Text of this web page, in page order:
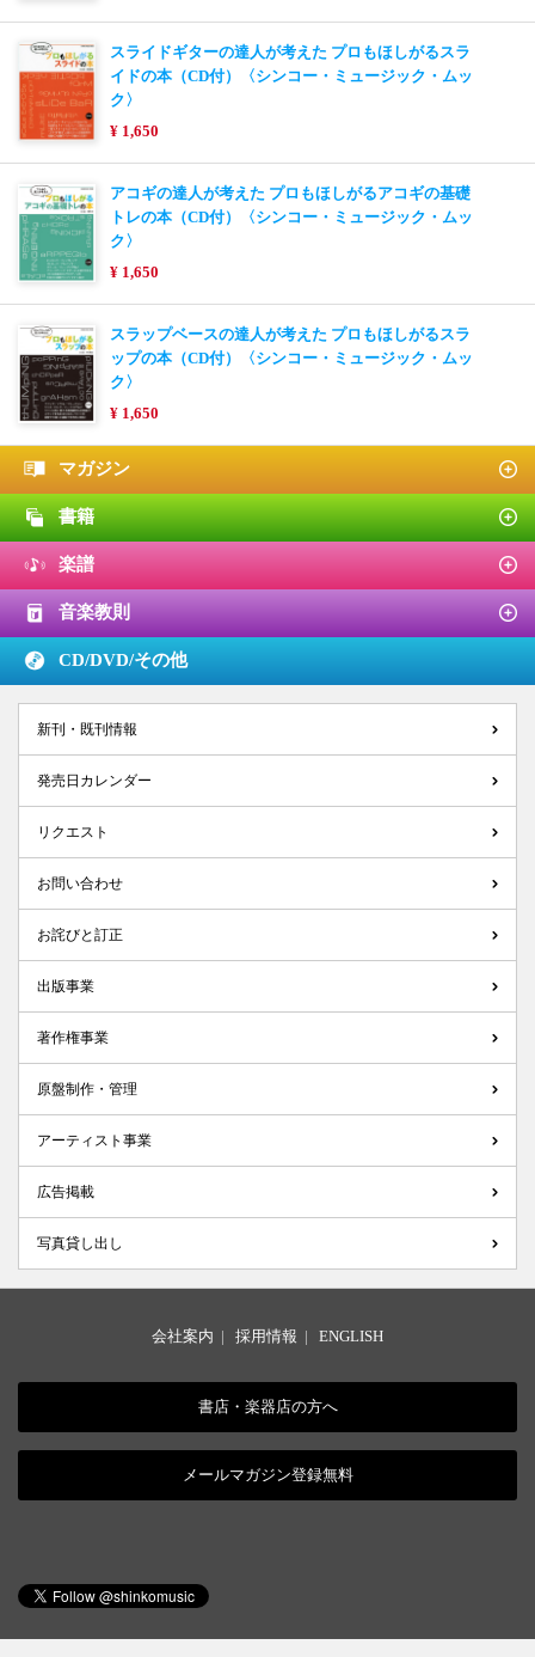
スライドギターの達人が考えた プロもほしがるスラ
イドの本（CD付）〈シンコー・ミュージック・ムッ
ク〉
¥ 1,650
アコギの達人が考えた プロもほしがるアコギの基礎
トレの本（CD付）〈シンコー・ミュージック・ムッ
ク〉
¥ 1,650
スラップベースの達人が考えた プロもほしがるスラ
ップの本（CD付）〈シンコー・ミュージック・ムッ
ク〉
¥ 1,650
マガジン
書籍
楽譜
音楽教則
CD/DVD/その他
新刊・既刊情報
発売日カレンダー
リクエスト
お問い合わせ
お詫びと訂正
出版事業
著作権事業
原盤制作・管理
アーティスト事業
広告掲載
写真貸し出し
会社案内 | 採用情報 | ENGLISH
書店・楽器店の方へ
メールマガジン登録無料